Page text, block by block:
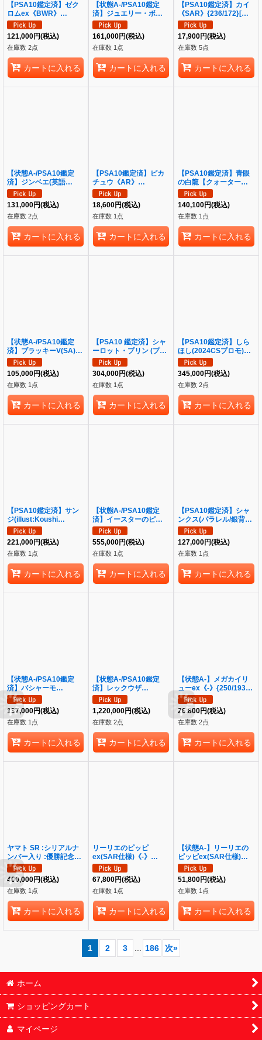
【PSA10鑑定済】ゼク
ロムex《BWR》
{174/086}[-]
121,000円(税込)
在庫数 2点
カートに入れる
【状態A-/PSA10鑑定
済】ジュエリー・ボニー
(パラレル/漫画背景/漫画
絵)《SEC/SP》{OP12-
118}
161,000円(税込)
在庫数 1点
カートに入れる
【PSA10鑑定済】カイ
《SAR》{236/172}[そ
の他]
17,900円(税込)
在庫数 5点
カートに入れる
【状態A-/PSA10鑑定
済】ジンベエ(英語
版/illust:Ono Tako)
ST10-005《C》{ST10-
005}
131,000円(税込)
在庫数 2点
カートに入れる
【PSA10鑑定済】ピカ
チュウ《AR》
{173/165}[その他]
18,600円(税込)
在庫数 1点
カートに入れる
【PSA10鑑定済】青眼
の白龍【クォーターセン
チュリーシークレット】
《クォーターセンチュリ
ーシークレット》
{QCCP-JP001}
140,100円(税込)
在庫数 1点
カートに入れる
【状態A-/PSA10鑑定
済】ブラッキーV(SA)
《SR》{085/069}[その
他]
105,000円(税込)
在庫数 1点
カートに入れる
【PSA10 鑑定済】シャ
ーロット・プリン (プロ
モーションカード「チャ
ンピオンシップ2024 記
念品」)《R》{OP03-
112}
304,000円(税込)
在庫数 1点
カートに入れる
【PSA10鑑定済】しら
ほし(2024CSプロモ)
《UC》{OP03-116}
345,000円(税込)
在庫数 2点
カートに入れる
【PSA10鑑定済】サン
ジ(illust:Koushi
Rokushiro)《-》{OP10-
005}
221,000円(税込)
在庫数 1点
カートに入れる
【状態A-/PSA10鑑定
済】イースターのピカチ
ュウ《P》{055/SM-P}
[その他]
555,000円(税込)
在庫数 1点
カートに入れる
【PSA10鑑定済】シャ
ンクス(パラレル/銀背景)
《-》{OP09-
004[OP13]}
127,000円(税込)
在庫数 1点
カートに入れる
【状態A-/PSA10鑑定
済】バシャーモ
VMAX(SA)《HR》
{086/070}[その他]
137,000円(税込)
在庫数 1点
カートに入れる
【状態A-/PSA10鑑定
済】レックウザ
VMAX(SA)《HR》
{083/067}[その他]
1,220,000円(税込)
在庫数 2点
カートに入れる
【状態A-】メガカイリ
ューex《-》{250/193}
[M2a]
26,800円(税込)
在庫数 2点
カートに入れる
ヤマト SR :シリアルナ
ンバー入り :優勝記念品
:未開封 [EB02-006](プ
ロモーションカード「エ
クストラグランドバト
ル」)《-》{EB02-006}
400,000円(税込)
在庫数 1点
カートに入れる
リーリエのピッピ
ex(SAR仕様)《-》
{765/742}[-]
67,800円(税込)
在庫数 1点
カートに入れる
【状態A-】リーリエの
ピッピex(SAR仕様)
《-》{765/742}[-]
51,800円(税込)
在庫数 1点
カートに入れる
1 2 3 ... 186 次»
ホーム
ショッピングカート
マイページ